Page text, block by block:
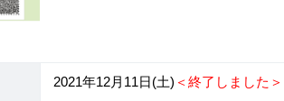
2021年12月11日(土) ＜終了しました＞